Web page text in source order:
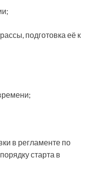
подготовка её к
в регламенте по
старта в